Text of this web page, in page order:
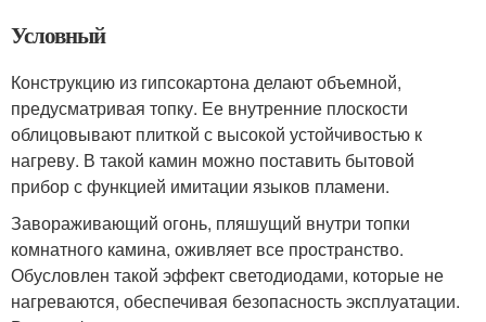
Условный
Конструкцию из гипсокартона делают объемной,
предусматривая топку. Ее внутренние плоскости
облицовывают плиткой с высокой устойчивостью к
нагреву. В такой камин можно поставить бытовой
прибор с функцией имитации языков пламени.
Завораживающий огонь, пляшущий внутри топки
комнатного камина, оживляет все пространство.
Обусловлен такой эффект светодиодами, которые не
нагреваются, обеспечивая безопасность эксплуатации.